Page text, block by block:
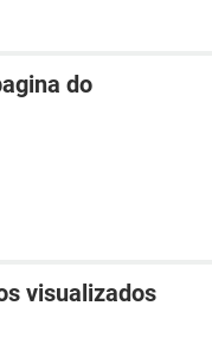
do
visualizados